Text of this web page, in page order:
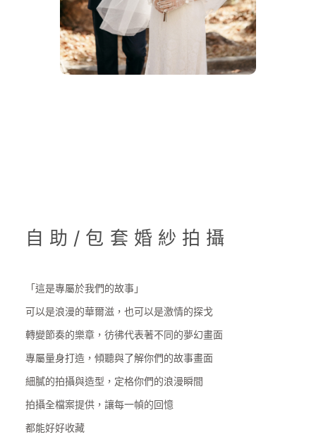
自助/包套婚紗拍攝
「這是專屬於我們的故事」
可以是浪漫的華爾滋，也可以是激情的探戈
轉變節奏的樂章，彷彿代表著不同的夢幻畫面
專屬量身打造，傾聽與了解你們的故事畫面
細膩的拍攝與造型，定格你們的浪漫瞬間
拍攝全檔案提供，讓每一幀的回憶
都能好好收藏